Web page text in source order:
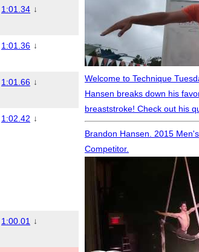
1:01.34 ↓
1:01.36 ↓
1:01.66 ↓
1:02.42 ↓
1:00.01 ↓
Welcome to Technique
Hansen breaks down his
breaststroke! Check out his
Brandon Hansen. 2015
Competitor.